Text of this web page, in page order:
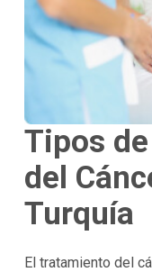
Tipos
del
Turquía
El tratamiento del